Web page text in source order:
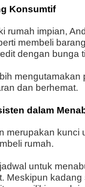
Konsumtif
rumah impian,
membeli
dengan bunga
dan berhemat.
dalam
merupakan kunci
rumah.
untuk
Meskipun